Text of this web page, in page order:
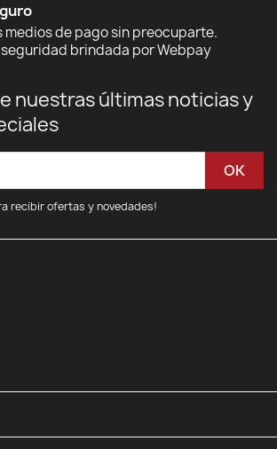
medios de pago sin preocuparte.
brindada por Webpay
nuestras últimas noticias y
recibir ofertas y novedades!